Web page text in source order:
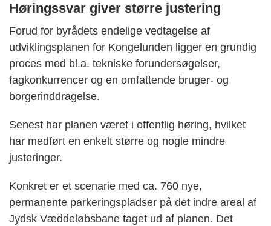
Høringssvar giver større justering
Forud for byrådets endelige vedtagelse af
udviklingsplanen for Kongelunden ligger en grundig
proces med bl.a. tekniske forundersøgelser,
fagkonkurrencer og en omfattende bruger- og
borgerinddragelse.
Senest har planen været i offentlig høring, hvilket
har medført en enkelt større og nogle mindre
justeringer.
Konkret er et scenarie med ca. 760 nye,
permanente parkeringspladser på det indre areal af
Jydsk Væddeløbsbane taget ud af planen. Det